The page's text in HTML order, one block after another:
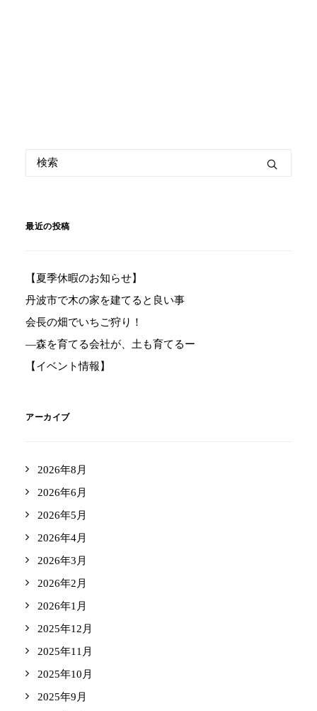
最近の投稿
【夏季休暇のお知らせ】
丹波市で木の家を建てると良い事
会長の畑でいちご狩り！
―森を育てる会社が、土も育てるー
【イベント情報】
アーカイブ
2026年8月
2026年6月
2026年5月
2026年4月
2026年3月
2026年2月
2026年1月
2025年12月
2025年11月
2025年10月
2025年9月